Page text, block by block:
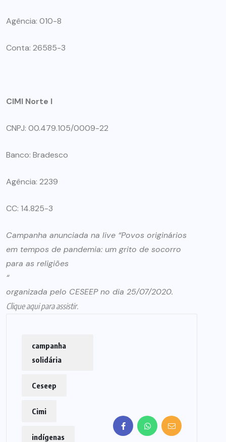
Agência: 010-8
Conta: 26585-3
CIMI Norte I
CNPJ: 00.479.105/0009-22
Banco: Bradesco
Agência: 2239
CC: 14.825-3
Campanha anunciada na live “Povos originários
em tempos de pandemia: um grito de socorro
para as religiões
“
organizada pelo CESEEP no dia 25/07/2020.
Clique aqui para assistir.
campanha
solidária
Ceseep
Cimi
indígenas